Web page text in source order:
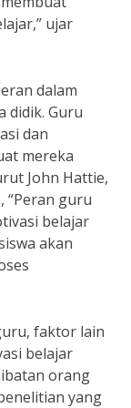
ujar
dalam
didik. Guru
dan
mereka
John Hattie,
“Peran guru
belajar
akan
faktor lain
belajar
orang
yang